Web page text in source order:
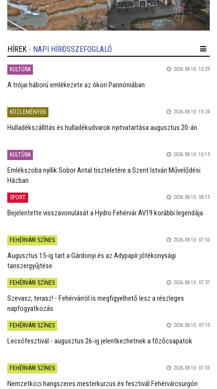
HÍREK - NAPI HÍRÖSSZEFOGLALÓ
KULTÚRA 2026.08.10. 10:29
A trójai háború emlékezete az ókori Pannóniában
KÖZLEMÉNYEK 2026.08.10. 10:24
Hulladékszállítás és hulladékudvarok nyitvatartása augusztus 20-án
KULTÚRA 2026.08.10. 10:13
Emlékszoba nyílik Sobor Antal tiszteletére a Szent István Művelődési
Házban
SPORT 2026.08.10. 08:15
Bejelentette visszavonulását a Hydro Fehérvár AV19 korábbi legendája
FEHÉRVÁRI SZÍNES 2026.08.10. 07:56
Augusztus 15-ig tart a Gárdonyi és az Adypapír jótékonysági
tanszergyűjtése
FEHÉRVÁRI SZÍNES 2026.08.10. 07:37
Szevasz, terasz! - Fehérvárról is megfigyelhető lesz a részleges
napfogyatkozás
FEHÉRVÁRI SZÍNES 2026.08.10. 07:10
Lecsófesztivál - augusztus 26-ig jelentkezhetnek a főzőcsapatok
FEHÉRVÁRI SZÍNES 2026.08.10. 07:03
Nemzetközi hangszeres mesterkurzus és fesztivál Fehérvárcsurgón